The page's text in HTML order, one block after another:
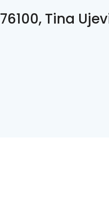
76100, Tina